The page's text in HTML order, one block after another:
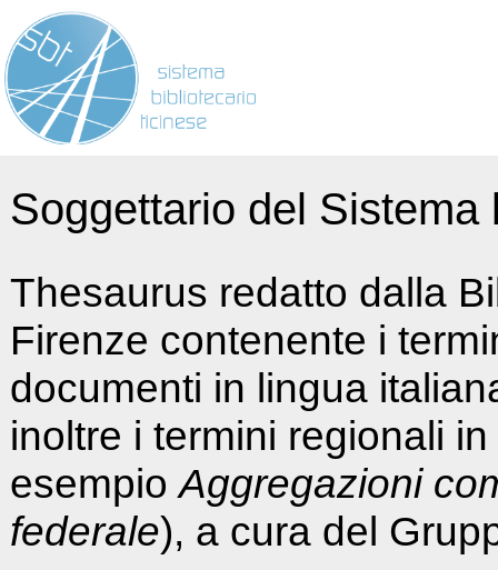
Soggettario del
Thesaurus redatto dalla
Firenze contenente i
documenti in lingua
inoltre i termini regionali
esempioAggregazioni
federale), a cura del